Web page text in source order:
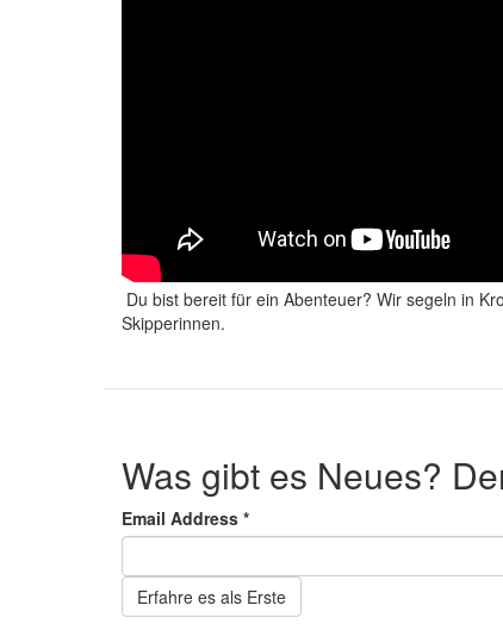
Du bist bereit für ein Abenteuer? Wir segeln in
Skipperinnen.
Was gibt es Neues?
Email Address *
Erfahre es als Erste